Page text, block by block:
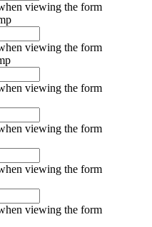
viewing the form
viewing the form
viewing the form
viewing the form
viewing the form
viewing the form